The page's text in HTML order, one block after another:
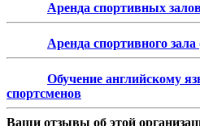
Аренда спортивных
Аренда спортивного
Обучение английскому
спортсменов
Ваши отзывы об этой